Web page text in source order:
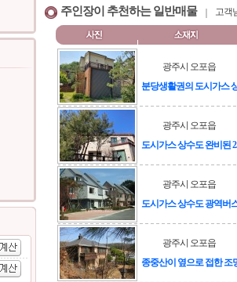
주인장이 추천하는 일반매물 고객
광주시 오포읍
분당생활권의 도시가스
광주시 오포읍
도시가스 상수도 완비된
광주시 오포읍
도시가스 상수도 광역버
광주시 오포읍
종중산이 옆으로 접한 조